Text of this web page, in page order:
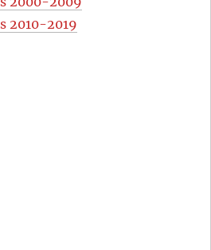
2010-2019